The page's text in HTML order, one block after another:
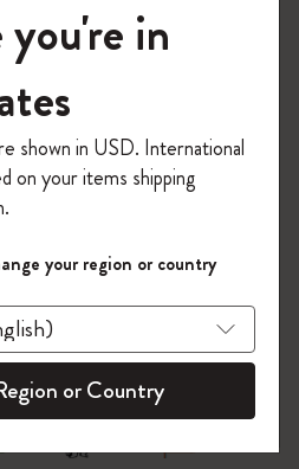
zoom.cta
世界へようこそ
を入力すると、初回注
無料になります。セ
ット品は適用外。
トを作成して限定オフ
らに多くのインスピ
に入れましょう。
会員登録 !
in
shown in USD. International
on your items shipping
your region or country
or Country